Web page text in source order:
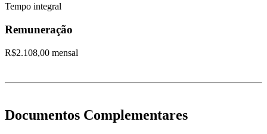
Tempo integral
Remuneração
R$2.108,00 mensal
Documentos Complementares